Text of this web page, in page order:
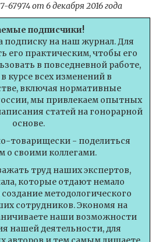
от 6 декабря 2016 года
подписчики!
подписку на наш журнал. Для
его практическим, чтобы его
в повседневной работе,
курсе всех изменений в
включая нормативные
мы привлекаем опытных
статей на гонорарной
основе.
товарищески - поделиться
о своими коллегами.
труд наших экспертов,
которые отдают немало
методологического
сотрудников. Экономя на
наши возможности
нашей деятельности, для